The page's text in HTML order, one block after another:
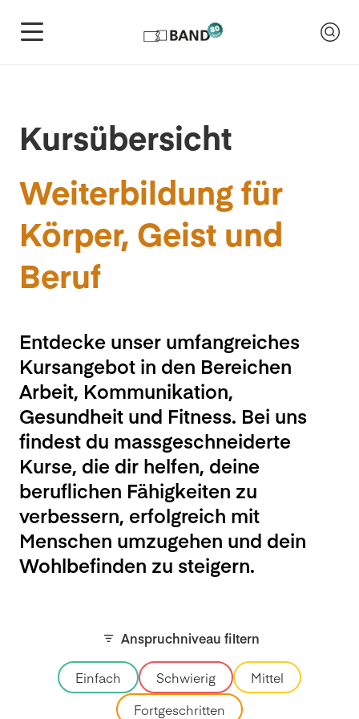
Kursübersicht
Weiterbildung für
Körper, Geist und
Beruf
Entdecke unser umfangreiches
Kursangebot in den Bereichen
Arbeit, Kommunikation,
Gesundheit und Fitness. Bei uns
findest du massgeschneiderte
Kurse, die dir helfen, deine
beruflichen Fähigkeiten zu
verbessern, erfolgreich mit
Menschen umzugehen und dein
Wohlbefinden zu steigern.
Anspruchniveau filtern
Einfach Schwierig
Mittel
Fortgeschritten